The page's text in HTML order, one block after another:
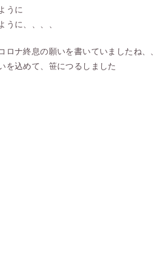
うに
うに、、、、
ロナ終息の願いを書いていましたね、、
を込めて、笹につるしました